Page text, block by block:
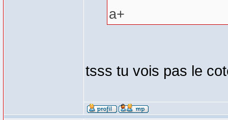
a+
tsss tu vois pas le